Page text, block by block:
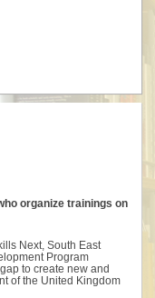
organize trainings on
Next, South East
Program
to create new and
of the United Kingdom